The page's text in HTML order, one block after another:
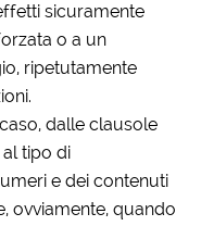
sicuramente
o a un
ripetutamente
dalle clausole
tipo di
e dei contenuti
ovviamente, quando